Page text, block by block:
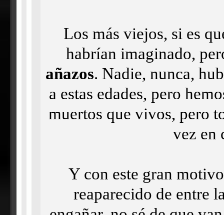
Los más viejos, si es
habrían imaginado,
añazos. Nadie, nunca,
a estas edades, pero
muertos que vivos, pero
vez en
Y con este gran
reaparecido de entre